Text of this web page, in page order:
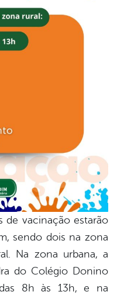
de vacinação estarão
sendo dois na zona
Na zona urbana, a
do Colégio Donino
8h às 13h, e na